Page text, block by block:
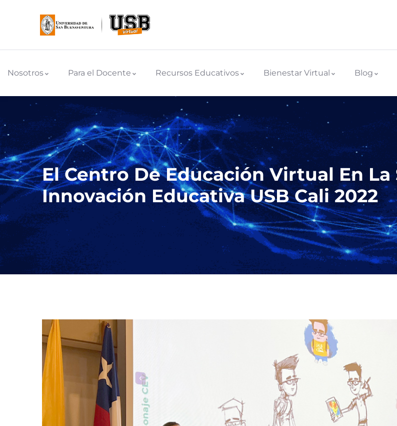
Nosotros Para el Docente Recursos Educativos Bienestar Virtual Blog
El Centro De Educación Virtual En La
Innovación Educativa USB Cali 2022